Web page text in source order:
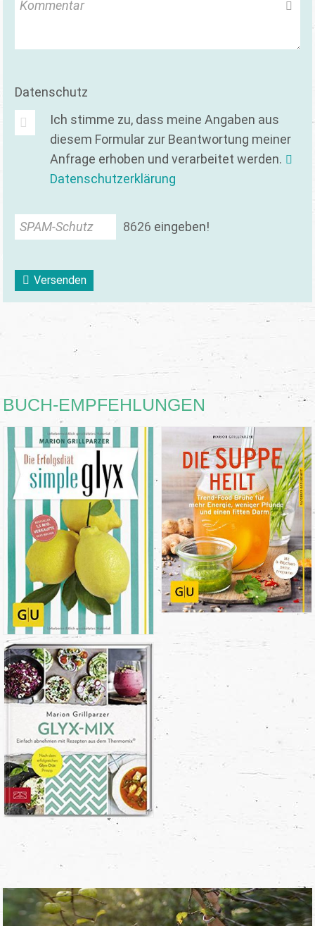
Kommentar
Datenschutz
Ich stimme zu, dass meine Angaben aus
diesem Formular zur Beantwortung meiner
Anfrage erhoben und verarbeitet werden.
Datenschutzerklärung
SPAM-Schutz 8626 eingeben!
Versenden
BUCH-EMPFEHLUNGEN